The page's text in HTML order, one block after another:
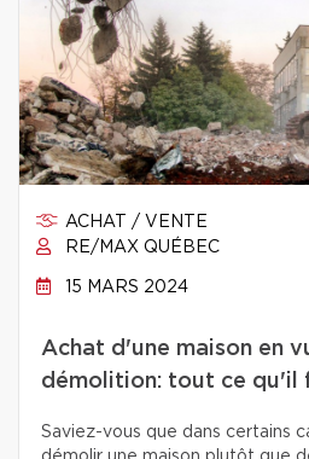
ACHAT / VENTE
RE/MAX QUÉBEC
15 MARS 2024
Achat d'une maison en
démolition: tout ce qu'il
Saviez-vous que dans certains